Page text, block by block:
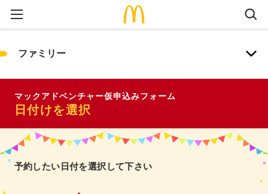
ファミリー
マックアドベンチャー仮申込みフォーム
日付けを選択
予約したい日付を選択して下さい